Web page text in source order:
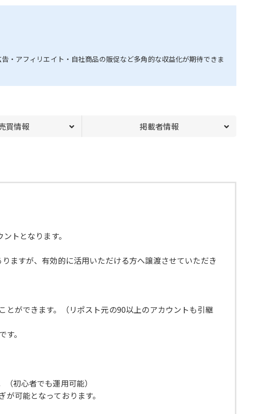
・アフィリエイト・自社商品の販促など多角的な収益化が期待できま
買情報 掲載者情報
トとなります。
ますが、有効的に活用いただける方へ譲渡させていただき
ができます。（リポスト元の90以上のアカウントも引継
。
初心者でも運用可能）
可能となっております。